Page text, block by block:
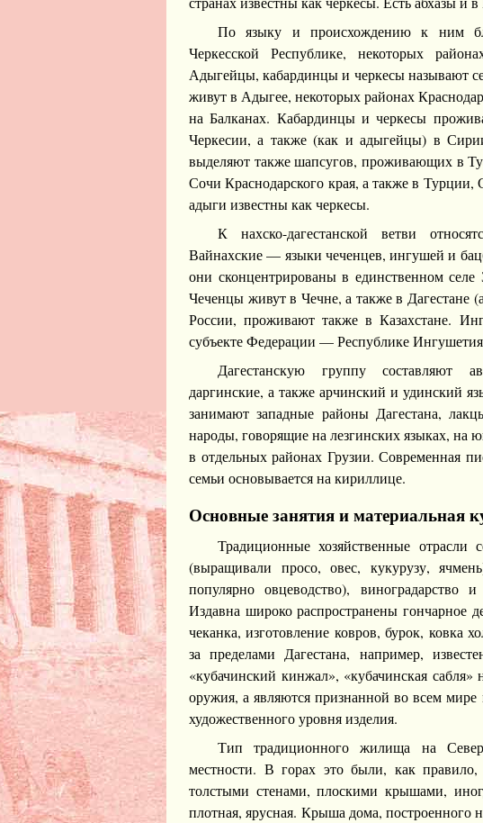
По языку и происхождению к ним
Черкесской Республике, некоторых
Адыгейцы, кабардинцы и черкесы называют
живут в Адыгее, некоторых районах
на Балканах. Кабардинцы и черкесы
Черкесии, а также (как и адыгейцы) в
выделяют также шапсугов, проживающих в
Сочи Краснодарского края, а также в
адыги известны как черкесы.
К нахско-дагестанской ветви
Вайнахские — языки чеченцев, ингушей и
они сконцентрированы в единственном
Чеченцы живут в Чечне, а также в Дагестане
России, проживают также в Казахстане.
субъекте Федерации — Республике
Дагестанскую группу составляют
даргинские, а также арчинский и удинский
занимают западные районы Дагестана,
народы, говорящие на лезгинских языках, на
в отдельных районах Грузии. Современная
семьи основывается на кириллице.
Основные занятия и материальная
Традиционные хозяйственные отрасли
(выращивали просо, овес, кукурузу,
популярно овцеводство), виноградарство
Издавна широко распространены гончарное
чеканка, изготовление ковров, бурок, ковка
за пределами Дагестана, например,
«кубачинский кинжал», «кубачинская сабля»
оружия, а являются признанной во всем
художественного уровня изделия.
Тип традиционного жилища на
местности. В горах это были, как
толстыми стенами, плоскими крышами,
плотная, ярусная. Крыша дома, построенного